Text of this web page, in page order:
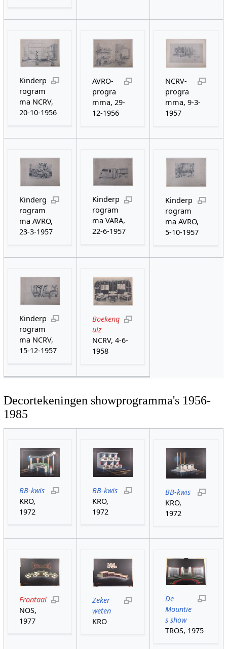
Kinderp
rogram
ma NCRV,
20-10-1956
AVRO-
progra
mma, 29-
12-1956
NCRV-
progra
mma, 9-3-
1957
Kinderg
rogram
ma AVRO,
23-3-1957
Kinderp
rogram
ma VARA,
22-6-1957
Kinderp
rogram
ma AVRO,
5-10-1957
Kinderp
rogram
ma NCRV,
15-12-1957
Boekenq
uiz
NCRV, 4-6-
1958
Decortekeningen showprogramma's 1956-
1985
BB-kwis
KRO,
1972
BB-kwis
KRO,
1972
BB-kwis
KRO,
1972
Frontaal
NOS,
1977
Zeker
weten
KRO
De
Mountie
s show
TROS, 1975